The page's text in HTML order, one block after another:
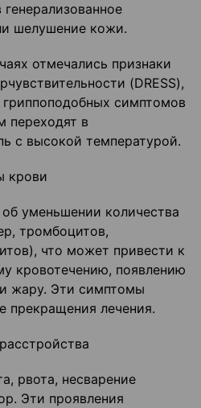
шелушение кожи.
отмечались признаки
(DRESS),
симптомов
переходят в
с высокой температурой.
крови
уменьшении количества
тромбоцитов,
что может привести к
кровотечению, появлению
жару. Эти симптомы
прекращения лечения.
рвота, несварение
Эти проявления